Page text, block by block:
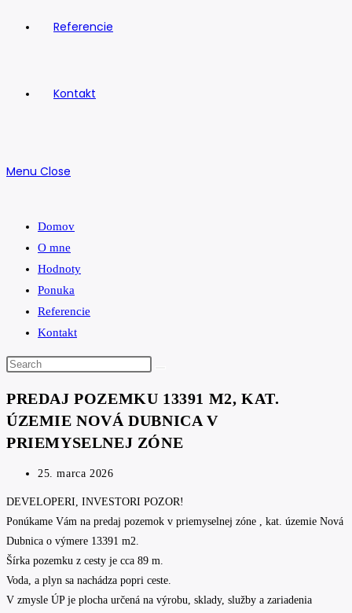
Referencie
Kontakt
Menu Close
Domov
O mne
Hodnoty
Ponuka
Referencie
Kontakt
Search
website
PREDAJ POZEMKU 13391 M2, KAT.
ÚZEMIE NOVÁ DUBNICA V
PRIEMYSELNEJ ZÓNE
Post
25. marca 2026
DEVELOPERI, INVESTORI POZOR!
Ponúkame Vám na predaj pozemok v priemyselnej zóne , kat. územie Nová
Dubnica o výmere 13391 m2.
Šírka pozemku z cesty je cca 89 m.
Voda, a plyn sa nachádza popri ceste.
V zmysle ÚP je plocha určená na výrobu, sklady, služby a zariadenia